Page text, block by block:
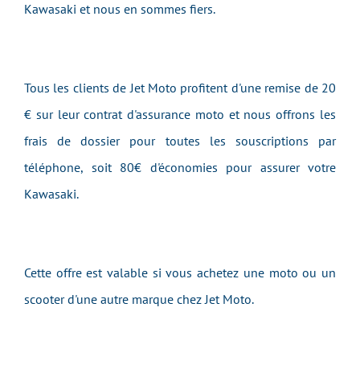
Kawasaki et nous en sommes fiers.
Tous les clients de Jet Moto profitent d'une remise de 20
€ sur leur contrat d'assurance moto et nous offrons les
frais de dossier pour toutes les souscriptions par
téléphone, soit 80€ d'économies pour assurer votre
Kawasaki.
Cette offre est valable si vous achetez une moto ou un
scooter d'une autre marque chez Jet Moto.